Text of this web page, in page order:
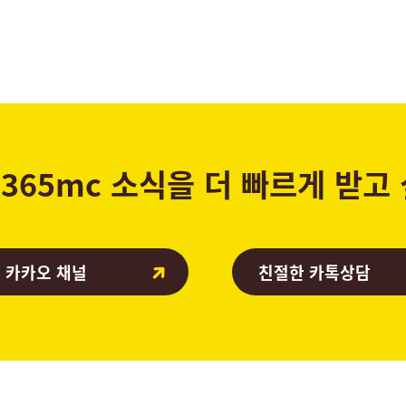
365mc 소식을 더 빠르게 받고
카오 채널 친절한 카톡상담